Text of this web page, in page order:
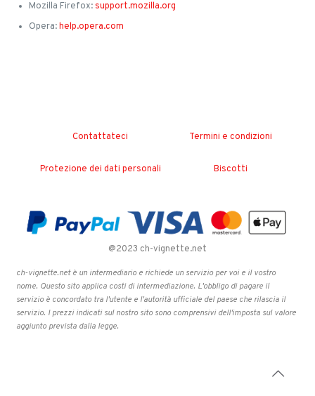
Mozilla Firefox: support.mozilla.org
Opera:help.opera.com
Contattateci Termini e condizioni
Protezione dei dati personali Biscotti
@2023 ch-vignette.net
ch-vignette.net è un intermediario e richiede un servizio per voi e il vostro
nome. Questo sito applica costi di intermediazione. L'obbligo di pagare il
servizio è concordato tra l'utente e l'autorità ufficiale del paese che rilascia il
servizio. I prezzi indicati sul nostro sito sono comprensivi dell'imposta sul valore
aggiunto prevista dalla legge.